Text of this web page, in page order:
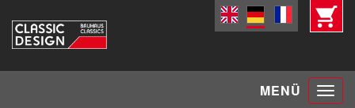
MENÜ Toggle